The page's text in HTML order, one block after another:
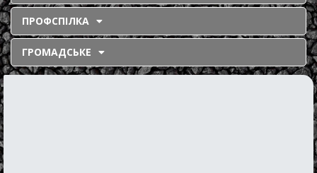
ПРОФСПІЛКА
ГРОМАДСЬКЕ